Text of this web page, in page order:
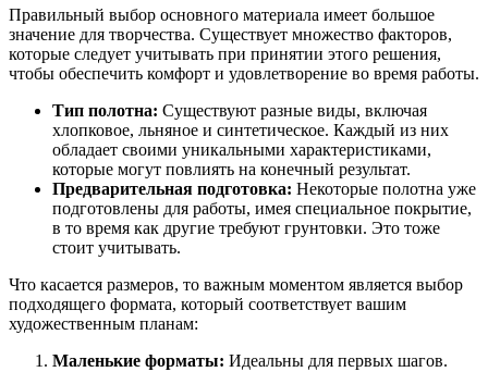
Правильный выбор основного материала имеет большое
значение для творчества. Существует множество факторов,
которые следует учитывать при принятии этого решения,
чтобы обеспечить комфорт и удовлетворение во время работы.
Тип полотна: Существуют разные виды, включая
хлопковое, льняное и синтетическое. Каждый из них
обладает своими уникальными характеристиками,
которые могут повлиять на конечный результат.
Предварительная подготовка: Некоторые полотна уже
подготовлены для работы, имея специальное покрытие,
в то время как другие требуют грунтовки. Это тоже
стоит учитывать.
Что касается размеров, то важным моментом является выбор
подходящего формата, который соответствует вашим
художественным планам:
Маленькие форматы: Идеальны для первых шагов.